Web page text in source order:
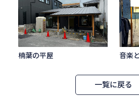
楠葉の平屋 音楽
一覧に戻る